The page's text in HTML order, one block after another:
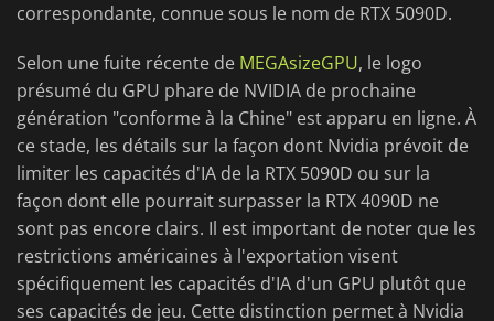
correspondante, connue sous le nom de RTX 5090D.
Selon une fuite récente de MEGAsizeGPU, le logo
présumé du GPU phare de NVIDIA de prochaine
génération "conforme à la Chine" est apparu en ligne. À
ce stade, les détails sur la façon dont Nvidia prévoit de
limiter les capacités d'IA de la RTX 5090D ou sur la
façon dont elle pourrait surpasser la RTX 4090D ne
sont pas encore clairs. Il est important de noter que les
restrictions américaines à l'exportation visent
spécifiquement les capacités d'IA d'un GPU plutôt que
ses capacités de jeu. Cette distinction permet à Nvidia